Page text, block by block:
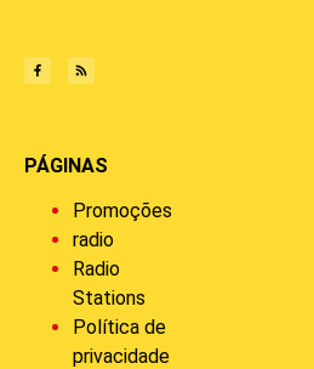
PÁGINAS
Promoções
radio
Radio
Stations
Política de
privacidade